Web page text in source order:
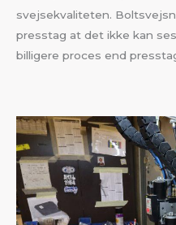
svejsekvaliteten.
presstag at det ikke kan
billigere proces end